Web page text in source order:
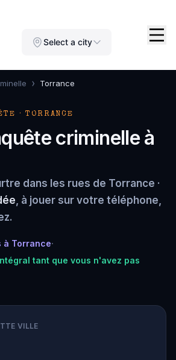
Select a city
› Torrance
· TORRANCE
criminelle à
dans les rues de Torrance ·
, à jouer sur votre téléphone,
Torrance·
tant que vous n'avez pas
VILLE